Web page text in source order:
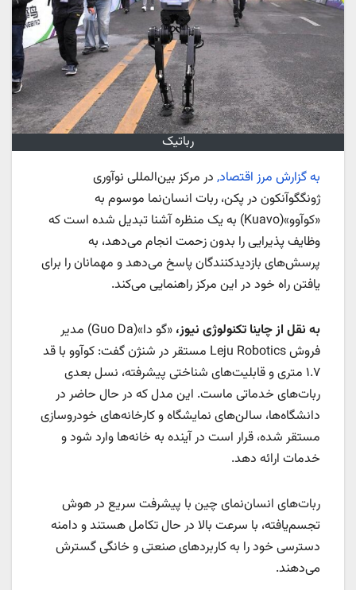
رباتیک
به گزارش مرز اقتصاد, در مرکز بین‌المللی نوآوری
ژونگگوآنکون در پکن، ربات انسان‌نما موسوم به
«کوآوو»(Kuavo) به یک منظره‌ آشنا تبدیل شده است که
وظایف پذیرایی را بدون زحمت انجام می‌دهد، به
پرسش‌های بازدیدکنندگان پاسخ می‌دهد و مهمانان را برای
یافتن راه خود در این مرکز راهنمایی می‌کند.
به نقل از چاینا تکنولوژی نیوز،
«گو دا»(Guo Da) مدیر
فروش Leju Robotics مستقر در شنژن گفت: کوآوو با قد
۱.۷ متری و قابلیت‌های شناختی پیشرفته، نسل بعدی
ربات‌های خدماتی ماست. این مدل که در حال حاضر در
دانشگاه‌ها، سالن‌های نمایشگاه و کارخانه‌های خودروسازی
مستقر شده، قرار است در آینده به خانه‌ها وارد شود و
خدمات ارائه دهد.
ربات‌های انسان‌نمای چین با پیشرفت سریع در هوش
تجسم‌یافته، با سرعت بالا در حال تکامل هستند و دامنه
دسترسی خود را به کاربردهای صنعتی و خانگی گسترش
می‌دهند.